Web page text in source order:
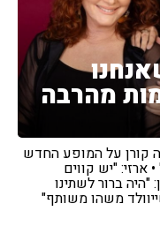
מהרבה
קורן על המופע החדש
"יש קווים
"היה ברור לשתינו
משהו משותף"